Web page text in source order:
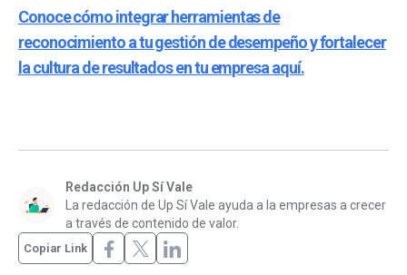
Conoce cómo integrar herramientas de
reconocimiento a tu gestión de desempeño y fortalecer
la cultura de resultados en tu empresa aquí.
Redacción Up Sí Vale
La redacción de Up Sí Vale ayuda a la empresas a crecer
a través de contenido de valor.
Copiar Link